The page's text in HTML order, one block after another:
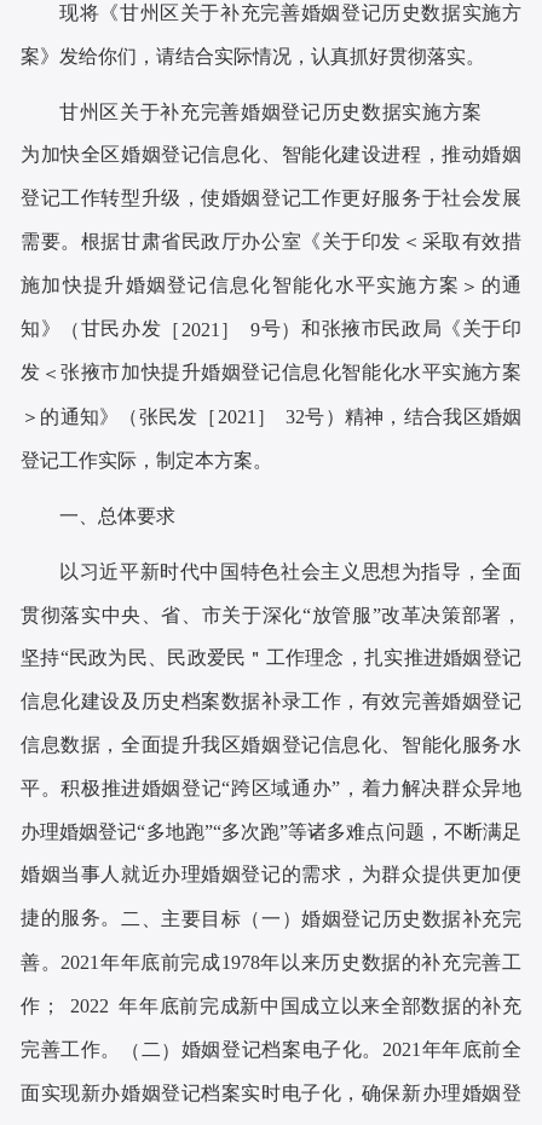
现将《甘州区关于补充完善婚姻登记历史数据实施方
案》发给你们，请结合实际情况，认真抓好贯彻落实。
甘州区关于补充完善婚姻登记历史数据实施方案
为加快全区婚姻登记信息化、智能化建设进程，推动婚姻
登记工作转型升级，使婚姻登记工作更好服务于社会发展
需要。根据甘肃省民政厅办公室《关于印发 ＜ 采取有效措
施加快提升婚姻登记信息化智能化水平实施方案 ＞ 的通
知》 （甘民办发 ［2021］ 9号） 和张掖市民政局《关于印
发 ＜ 张掖市加快提升婚姻登记信息化智能化水平实施方案
＞ 的通知》 （张民发 ［2021］ 32号） 精神，结合我区婚姻
登记工作实际，制定本方案。
一、 总体要求
以习近平新时代中国特色社会主义思想为指导，全面
贯彻落实中央、省、市关于深化“放管服”改革决策部署，
坚持“民政为民、民政爱民 ＂ 工作理念，扎实推进婚姻登记
信息化建设及历史档案数据补录工作，有效完善婚姻登记
信息数据，全面提升我区婚姻登记信息化、智能化服务水
平。积极推进婚姻登记“跨区域通办”，着力解决群众异地
办理婚姻登记“多地跑”“多次跑”等诸多难点问题，不断满足
婚姻当事人就近办理婚姻登记的需求，为群众提供更加便
捷的服务。 二、主要目标 （一 ）婚姻登记历史数据补充完
善。 2021 年年底前完成1978年以来历史数据的补充完善工
作 ； 2022 年年底前完成新中国成立以来全部数据的补充
完善工作。 （ 二 ） 婚姻登记档案电子化。 2021 年年底前全
面实现新办婚姻登记档案实时电子化，确保新办理婚姻登